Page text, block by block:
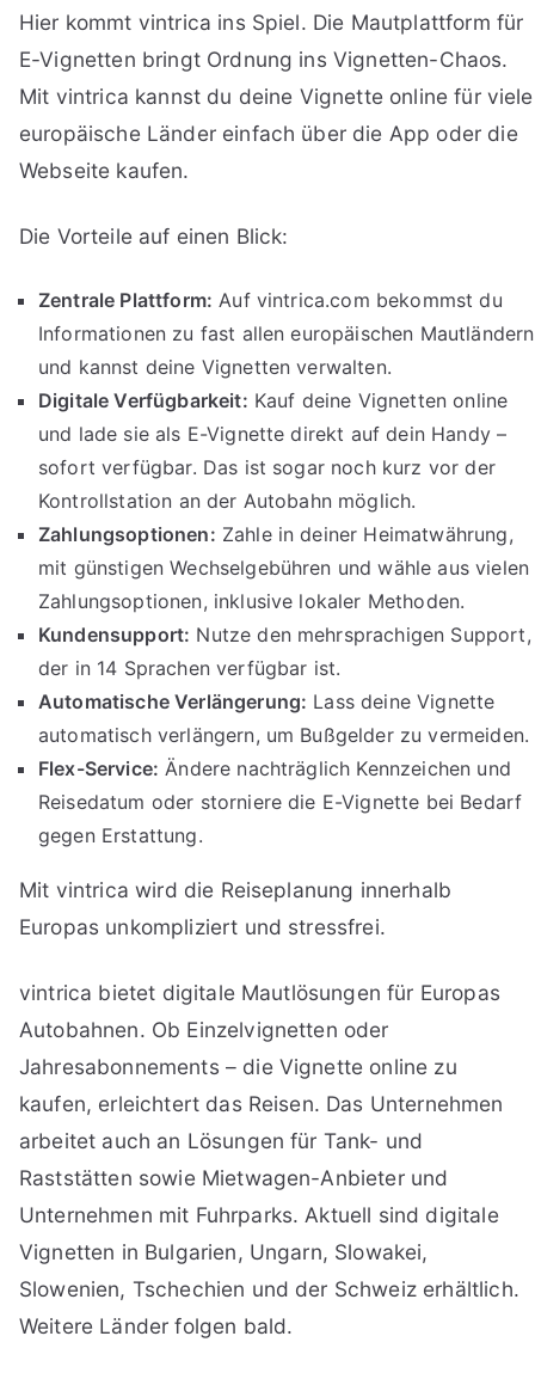
Hier kommt vintrica ins Spiel. Die Mautplattform für
E-Vignetten bringt Ordnung ins Vignetten-Chaos.
Mit vintrica kannst du deine Vignette online für viele
europäische Länder einfach über die App oder die
Webseite kaufen.
Die Vorteile auf einen Blick:
Zentrale Plattform: Auf vintrica.com bekommst du
Informationen zu fast allen europäischen Mautländern
und kannst deine Vignetten verwalten.
Digitale Verfügbarkeit: Kauf deine Vignetten online
und lade sie als E-Vignette direkt auf dein Handy –
sofort verfügbar. Das ist sogar noch kurz vor der
Kontrollstation an der Autobahn möglich.
Zahlungsoptionen: Zahle in deiner Heimatwährung,
mit günstigen Wechselgebühren und wähle aus vielen
Zahlungsoptionen, inklusive lokaler Methoden.
Kundensupport: Nutze den mehrsprachigen Support,
der in 14 Sprachen verfügbar ist.
Automatische Verlängerung: Lass deine Vignette
automatisch verlängern, um Bußgelder zu vermeiden.
Flex-Service: Ändere nachträglich Kennzeichen und
Reisedatum oder storniere die E-Vignette bei Bedarf
gegen Erstattung.
Mit vintrica wird die Reiseplanung innerhalb
Europas unkompliziert und stressfrei.
vintrica bietet digitale Mautlösungen für Europas
Autobahnen. Ob Einzelvignetten oder
Jahresabonnements – die Vignette online zu
kaufen, erleichtert das Reisen. Das Unternehmen
arbeitet auch an Lösungen für Tank- und
Raststätten sowie Mietwagen-Anbieter und
Unternehmen mit Fuhrparks. Aktuell sind digitale
Vignetten in Bulgarien, Ungarn, Slowakei,
Slowenien, Tschechien und der Schweiz erhältlich.
Weitere Länder folgen bald.